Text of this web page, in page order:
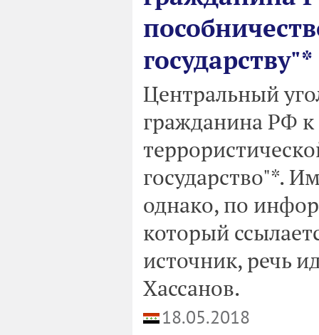
государству"*
Центральный
гражданина РФ к
государство"*.
однако, по
который
источник, речь
Хассанов.
18.05.2018